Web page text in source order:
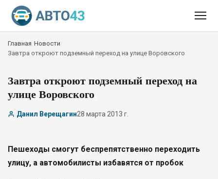
Главная Новости
Завтра откроют подземный переход на улице Воровского
Завтра откроют подземный переход на
улице Воровского
Данил Верещагин28 марта 2013 г.
Пешеходы смогут беспрепятственно переходить
улицу, а автомобилисты избавятся от пробок